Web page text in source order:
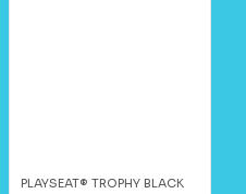
PLAYSEAT® TROPHY BLACK